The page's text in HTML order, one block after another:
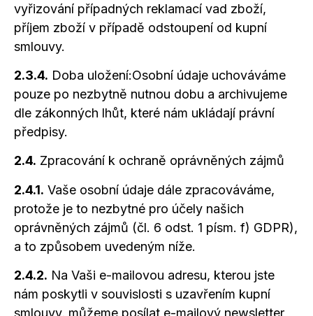
vyřizování případných reklamací vad zboží,
příjem zboží v případě odstoupení od kupní
smlouvy.
2.3.4. Doba uložení:Osobní údaje uchováváme
pouze po nezbytně nutnou dobu a archivujeme
dle zákonných lhůt, které nám ukládají právní
předpisy.
2.4. Zpracování k ochraně oprávněných zájmů
2.4.1. Vaše osobní údaje dále zpracováváme,
protože je to nezbytné pro účely našich
oprávněných zájmů (čl. 6 odst. 1 písm. f) GDPR),
a to způsobem uvedeným níže.
2.4.2. Na Vaši e-mailovou adresu, kterou jste
nám poskytli v souvislosti s uzavřením kupní
smlouvy, můžeme posílat e-mailový newsletter